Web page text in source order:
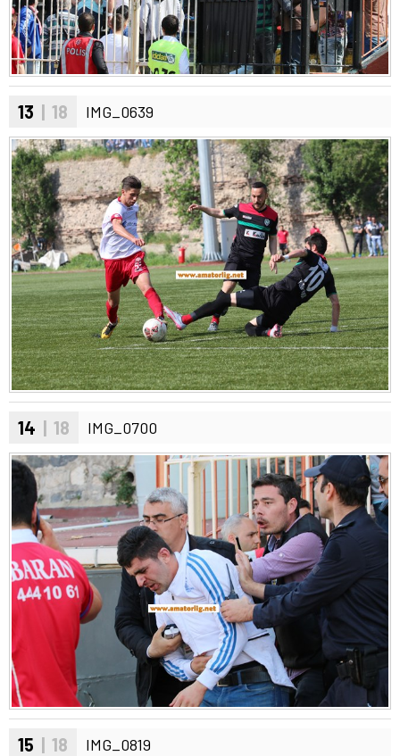
13 | 18 IMG_0639
14 | 18 IMG_0700
15 | 18 IMG_0819